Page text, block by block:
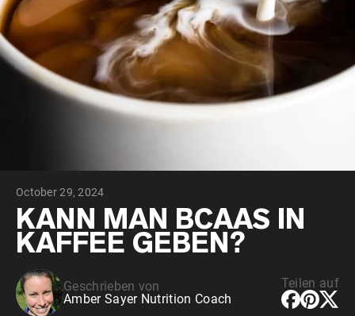
October 29, 2024
KANN MAN BCAAS IN
KAFFEE GEBEN?
Geschrieben von
Amber Sayer Nutrition Coach
Teilen auf